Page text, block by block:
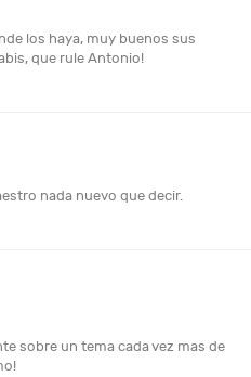
los haya, muy buenos sus
que rule Antonio!
nada nuevo que decir.
sobre un tema cada vez mas de